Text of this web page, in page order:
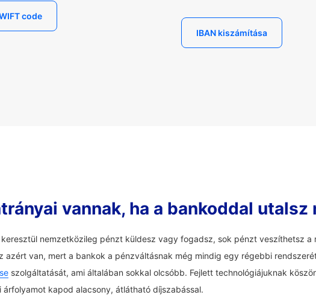
code
IBAN kiszámítása
vannak, ha a bankoddal
nemzetközileg pénzt küldesz vagy fogadsz, sok pénzt veszíthetsz a
azért van, mert a bankok a pénzváltásnak még mindig egy régebbi
szolgáltatását, ami általában sokkal olcsóbb. Fejlett technológiájuknak
árfolyamot kapod alacsony, átlátható díjszabással.